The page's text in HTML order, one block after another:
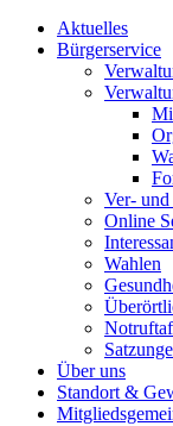
Aktuelles
Bürgerservice
Ver-
Online
Wahlen
Über uns
Standort &